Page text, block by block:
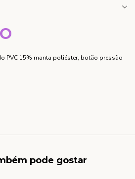
PVC 15% manta poliéster, botão pressão
pode gostar